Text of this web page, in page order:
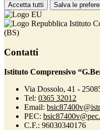
Accetta tutti Salva le
Istituto
(BS)
Contatti
Istituto Comprensivo
Via Dossolo, 41 -
Tel: 0365 32012
Email:
PEC:
C.F.: 96030340176